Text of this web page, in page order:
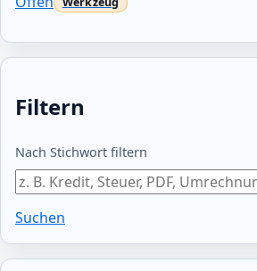
Filtern
Nach Stichwort filtern
Suchen